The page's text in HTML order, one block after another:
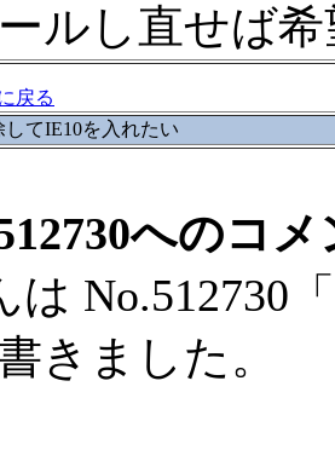
ルし直せば
戻る
してIE10を入れたい
へのコメ
は No.512730
きました。